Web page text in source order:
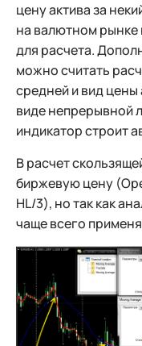
цену актива за
на валютном рынке
для расчета.
можно считать
средней и вид
виде непрерывной
индикатор строит
В расчет
биржевую цену
HL/3), но так как
чаще всего